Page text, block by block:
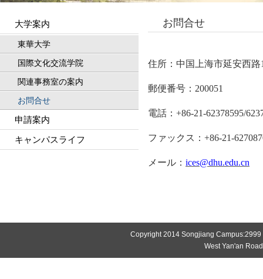
大学案内
東華大学
国際文化交流学院
関連事務室の案内
お問合せ
申請案内
キャンパスライフ
お問合せ
住所：中国上海市延安西路
郵便番号 ： 200051
電話： +86-21-62378595/
ファックス： +86-21-
メール： ices@dhu.edu.cn
Copyright 2014 Songjiang
West Yan'an